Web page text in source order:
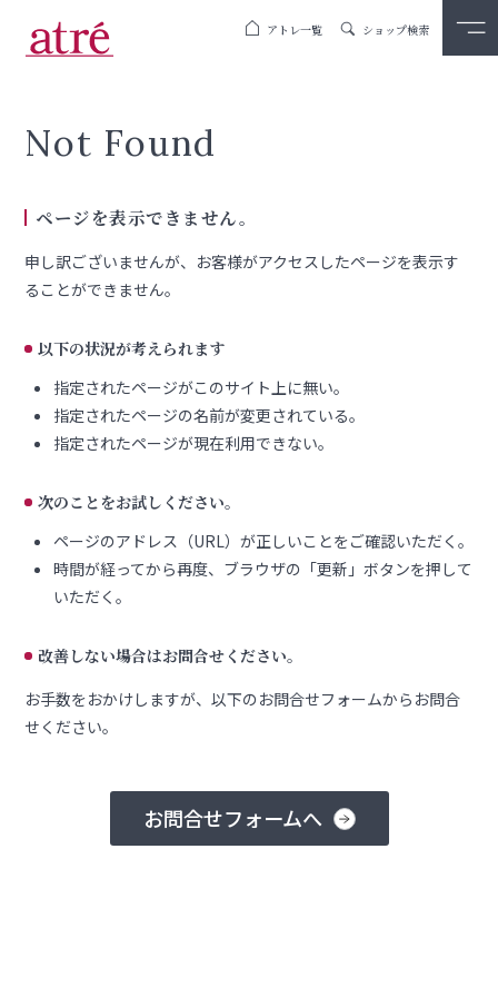
アトレ一覧 ショップ検索
Not Found
ページを表示できません。
申し訳ございませんが、お客様がアクセスしたページを表示す
ることができません。
以下の状況が考えられます
指定されたページがこのサイト上に無い。
指定されたページの名前が変更されている。
指定されたページが現在利用できない。
次のことをお試しください。
ページのアドレス（URL）が正しいことをご確認いただく。
時間が経ってから再度、ブラウザの「更新」ボタンを押して
いただく。
改善しない場合はお問合せください。
お手数をおかけしますが、以下のお問合せフォームからお問合
せください。
お問合せフォームへ